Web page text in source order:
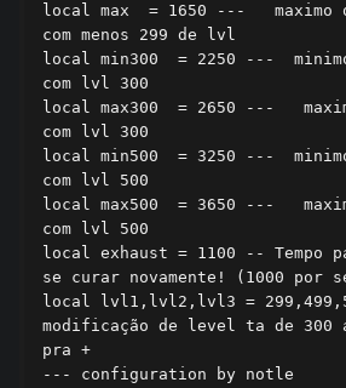
local max  = 1650 ---   maximo
com menos 299 de lvl
local min300  = 2250 ---
com lvl 300
local max300  = 2650 ---
com lvl 300
local min500  = 3250 ---
com lvl 500
local max500  = 3650 ---
com lvl 500
local exhaust = 1100 -- Tempo
se curar novamente! (1000 por
local lvl1,lvl2,lvl3 =
modificação de level ta de 300
pra +
--- configuration by notle